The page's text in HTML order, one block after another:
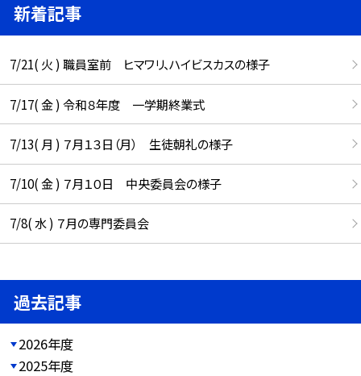
新着記事
7/21( 火 ) 職員室前 ヒマワリ、ハイビスカスの様子
7/17( 金 ) 令和８年度 一学期終業式
7/13( 月 ) ７月１３日（月） 生徒朝礼の様子
7/10( 金 ) ７月１０日 中央委員会の様子
7/8( 水 ) ７月の専門委員会
過去記事
2026年度
2025年度